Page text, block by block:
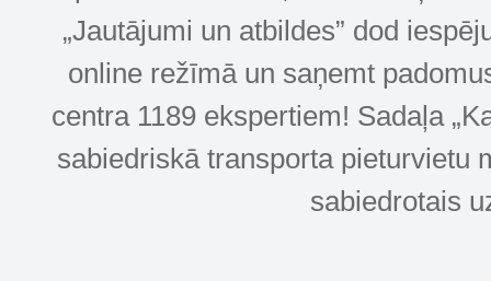
„Jautājumi un atbildes” dod
online režīmā un saņemt
centra 1189 ekspertiem! Sadaļa
sabiedriskā transporta pieturvietu
sabiedrotais